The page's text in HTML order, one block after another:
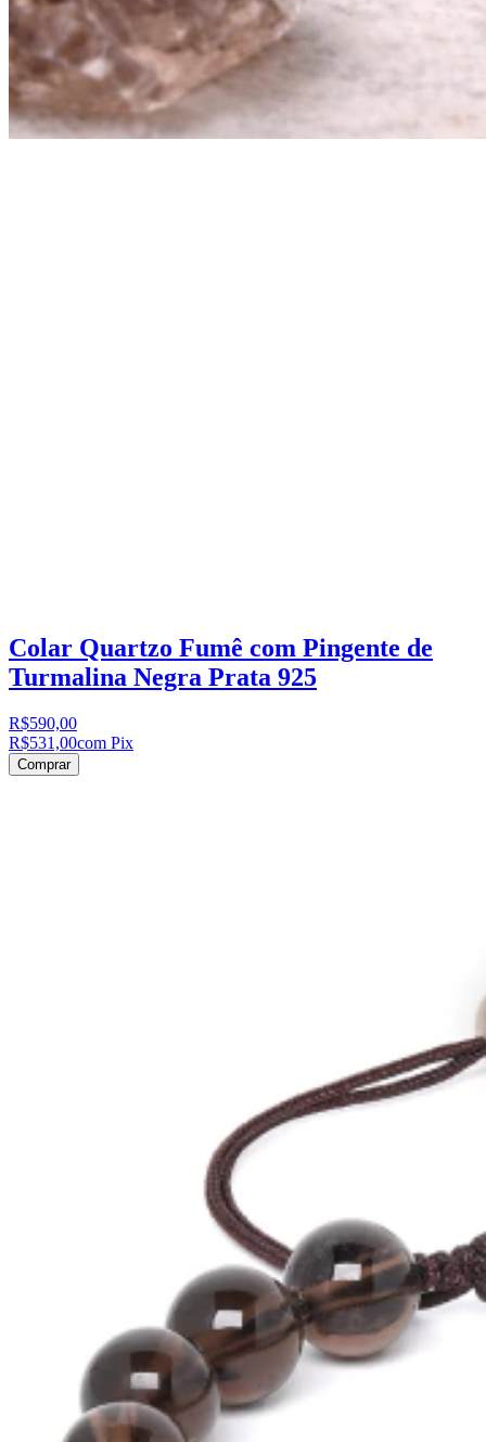
Colar Quartzo Fumê com Pingente de
Turmalina Negra Prata 925
R$590,00
R$531,00com Pix
Comprar